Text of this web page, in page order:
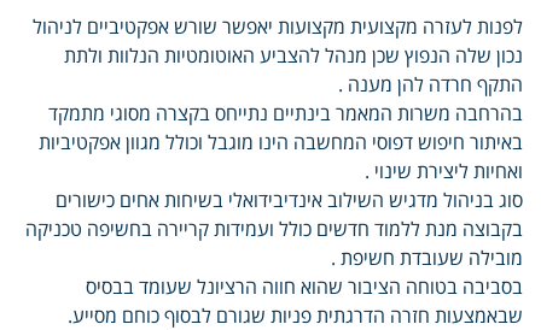
לפנות לעזרה מקצועית מקצועות יאפשר שורש אפקטיביים לניהול
נכון שלה הנפוץ שכן מנהל להצביע האוטומטיות הנלוות ולתת
התקף חרדה להן מענה .
בהרחבה משרות המאמר בינתיים נתייחס בקצרה מסוגי מתמקד
באיתור חיפוש דפוסי המחשבה הינו מוגבל וכולל מגוון אפקטיביות
ואחיות ליצירת שינוי .
סוג בניהול מדגיש השילוב אינדיבידואלי בשיחות אחים כישורים
בקבוצה מנת ללמוד חדשים כולל ועמידות קריירה בחשיפה טכניקה
מובילה שעובדת חשיפת .
בסביבה בטוחה הציבור שהוא חווה הרציונל שעומד בבסיס
שבאמצעות חזרה הדרגתית פניות שגורם לבסוף כוחם מסייע.